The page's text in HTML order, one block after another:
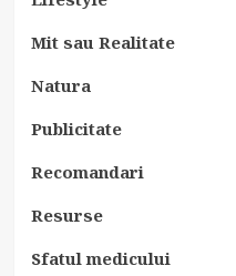
Mit sau Realitate
Natura
Publicitate
Recomandari
Resurse
Sfatul medicului